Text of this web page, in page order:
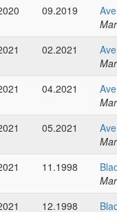
09.2019
02.2021
04.2021
05.2021
11.1998
12.1998